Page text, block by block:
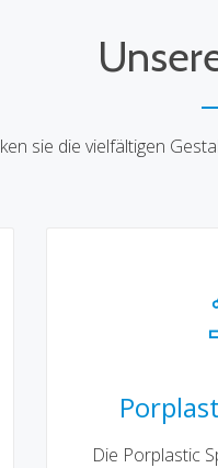
sie die vielfältigen
Die Porplastic